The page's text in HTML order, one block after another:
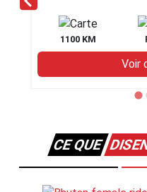
1100 KM
Voir
CE QUE